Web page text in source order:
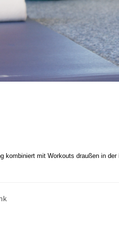
kombiniert mit Workouts draußen in